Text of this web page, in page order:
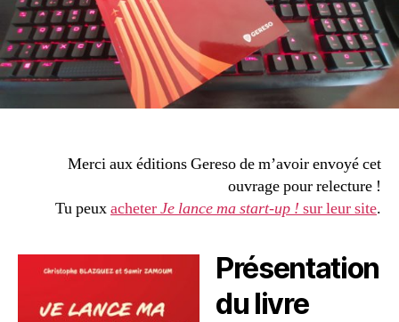
up
! »
Merci aux éditions Gereso de m’avoir envoyé cet
ouvrage pour relecture !
Tu peuxacheterJe lance ma start-up ! sur leur site.
Présentation
du livre